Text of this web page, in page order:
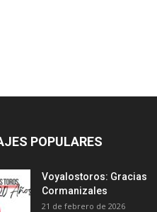
POPULARES
Voyalostoros: Gracias
Cormanizales
21 de febrero de 2026